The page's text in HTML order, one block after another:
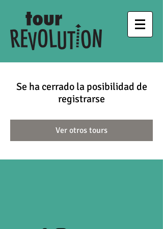
Se ha cerrado la posibilidad de
registrarse
Ver otros tours